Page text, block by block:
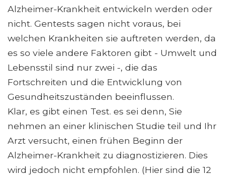
Alzheimer-Krankheit entwickeln werden oder
nicht. Gentests sagen nicht voraus, bei
welchen Krankheiten sie auftreten werden, da
es so viele andere Faktoren gibt - Umwelt und
Lebensstil sind nur zwei -, die das
Fortschreiten und die Entwicklung von
Gesundheitszuständen beeinflussen.
Klar, es gibt einen Test. es sei denn, Sie
nehmen an einer klinischen Studie teil und Ihr
Arzt versucht, einen frühen Beginn der
Alzheimer-Krankheit zu diagnostizieren. Dies
wird jedoch nicht empfohlen. (Hier sind die 12